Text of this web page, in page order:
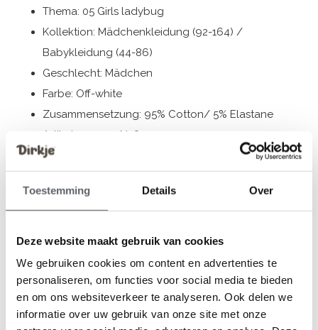
Toestemming Details Over
Deze website maakt gebruik van cookies
We gebruiken cookies om content en advertenties te
personaliseren, om functies voor social media te bieden
en om ons websiteverkeer te analyseren. Ook delen we
informatie over uw gebruik van onze site met onze
Thema: 05 Girls ladybug
Kollektion: Mädchenkleidung (92-164) /
Babykleidung (44-86)
Geschlecht: Mädchen
Farbe: Off-white
Zusammensetzung: 95% Cotton/ 5% Elastane
Artikelnummer: N58475-35
Die Bekleidung von Dirkje fällt größengerecht aus. Wir
empfehlen, die Größe auf der Basis der Körpergröße
Sollten Sie zweifeln, klicken Siehierfür unsere
Größentabelle.
Bewertungen